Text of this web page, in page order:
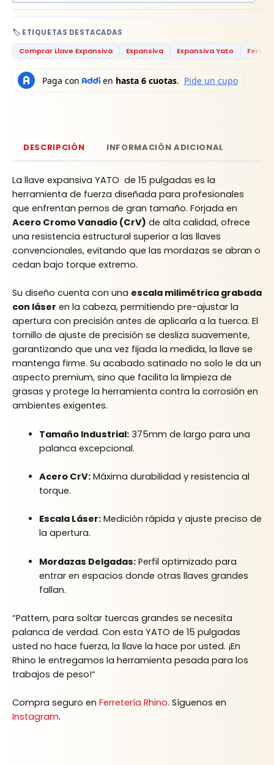
🏷️ ETIQUETAS DESTACADAS
Comprar Llave Expansiva
Expansiva Expansiva Yato
DESCRIPCIÓN INFORMACIÓN ADICIONAL
La llave expansiva YATO de 15 pulgadas es la
herramienta de fuerza diseñada para profesionales
que enfrentan pernos de gran tamaño. Forjada en
Acero Cromo Vanadio (CrV) de alta calidad, ofrece
una resistencia estructural superior a las llaves
convencionales, evitando que las mordazas se abran o
cedan bajo torque extremo.
Su diseño cuenta con una escala milimétrica grabada
con láser en la cabeza, permitiendo pre-ajustar la
apertura con precisión antes de aplicarla a la tuerca. El
tornillo de ajuste de precisión se desliza suavemente,
garantizando que una vez fijada la medida, la llave se
mantenga firme. Su acabado satinado no solo le da un
aspecto premium, sino que facilita la limpieza de
grasas y protege la herramienta contra la corrosión en
ambientes exigentes.
Tamaño Industrial:375mm de largo para una
palanca excepcional.
Acero CrV:Máxima durabilidad y resistencia al
torque.
Escala Láser:Medición rápida y ajuste preciso de
la apertura.
Mordazas Delgadas:Perfil optimizado para
entrar en espacios donde otras llaves grandes
fallan.
“Pattern, para soltar tuercas grandes se necesita
palanca de verdad. Con esta YATO de 15 pulgadas
usted no hace fuerza, la llave la hace por usted. ¡En
Rhino le entregamos la herramienta pesada para los
trabajos de peso!“
Compra seguro en Ferretería Rhino. Síguenos en
Instagram.